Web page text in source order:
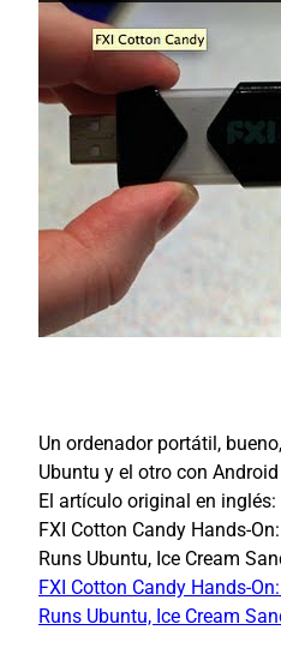
Un ordenador portátil,
Ubuntu y el otro con
El artículo original en inglés:
FXI Cotton Candy Hands-
Runs Ubuntu, Ice Cream
FXI Cotton Candy Hands-
Runs Ubuntu, Ice Cream